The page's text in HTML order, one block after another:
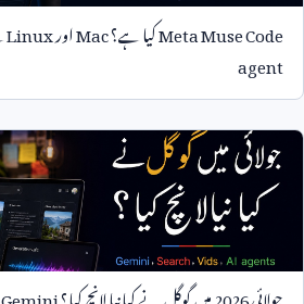
Meta Muse Codeکیا ہے؟MacاورLinux
agent